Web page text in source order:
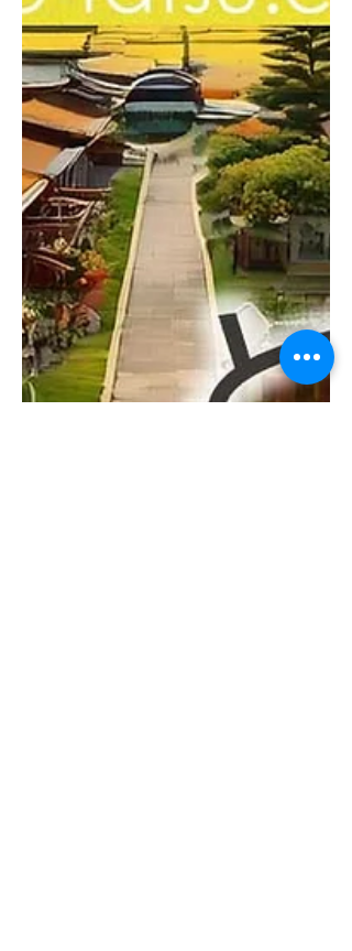
留しつつ、ver.4.0を作成しました！...